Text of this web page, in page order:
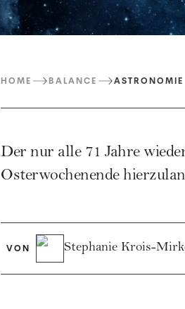
HOME BALANCE ASTRONOMIE
Der nur alle 71 Jahre
Osterwochenende
VON Stephanie Krois-